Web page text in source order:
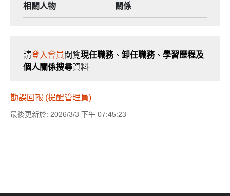
相關人物 關係
請登入會員 閱覽現任職務、 卸任職務、 學習歷程及
個人關係搜尋資料
勘誤回報 (提醒管理員)
最後更新於: 2026/3/3 下午 07:45:23